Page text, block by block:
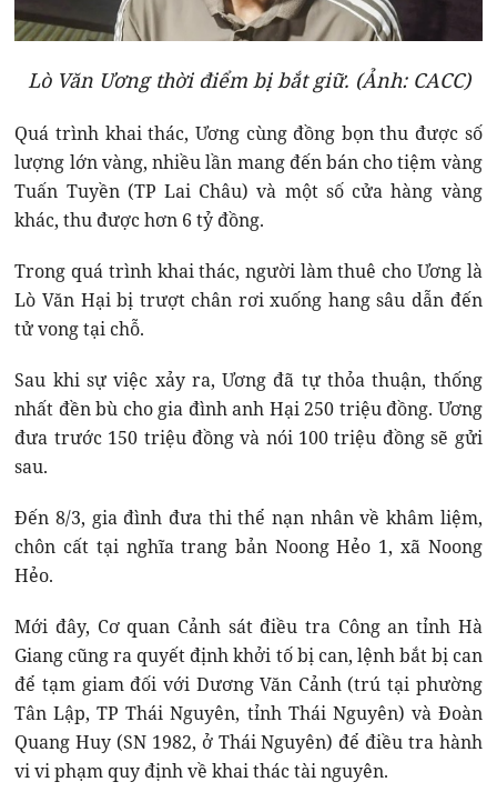
Lò Văn Ương thời điểm bị bắt giữ. (Ảnh: CACC)
Quá trình khai thác, Ương cùng đồng bọn thu được số
lượng lớn vàng, nhiều lần mang đến bán cho tiệm vàng
Tuấn Tuyền (TP Lai Châu) và một số cửa hàng vàng
khác, thu được hơn 6 tỷ đồng.
Trong quá trình khai thác, người làm thuê cho Ương là
Lò Văn Hại bị trượt chân rơi xuống hang sâu dẫn đến
tử vong tại chỗ.
Sau khi sự việc xảy ra, Ương đã tự thỏa thuận, thống
nhất đền bù cho gia đình anh Hại 250 triệu đồng. Ương
đưa trước 150 triệu đồng và nói 100 triệu đồng sẽ gửi
sau.
Đến 8/3, gia đình đưa thi thể nạn nhân về khâm liệm,
chôn cất tại nghĩa trang bản Noong Hẻo 1, xã Noong
Hẻo.
Mới đây, Cơ quan Cảnh sát điều tra Công an tỉnh Hà
Giang cũng ra quyết định khởi tố bị can, lệnh bắt bị can
để tạm giam đối với Dương Văn Cảnh (trú tại phường
Tân Lập, TP Thái Nguyên, tỉnh Thái Nguyên) và Đoàn
Quang Huy (SN 1982, ở Thái Nguyên) để điều tra hành
vi vi phạm quy định về khai thác tài nguyên.